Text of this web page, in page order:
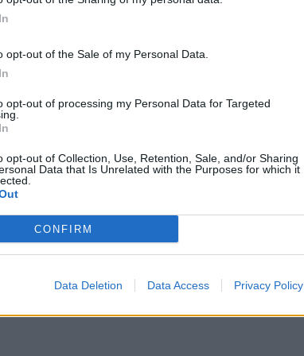
opt-out of the Sale of my Personal Data.
opt-out of processing my Personal Data for Targeted
opt-out of Collection, Use, Retention, Sale, and/or Sharing
Data that Is Unrelated with the Purposes for which it
CONFIRM
Data Deletion Data Access Privacy Policy
hogy a PC Guru tartalmairól véletlenül
az ajánlatot nem lehet